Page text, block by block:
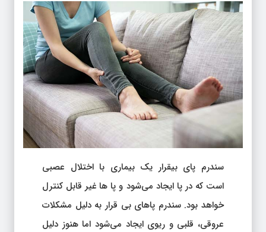
سندرم پای بیقرار یک بیماری با اختلال عصبی
است که در پا ایجاد می‌شود و پا ها غیر قابل کنترل
خواهد بود. سندرم پاهای بی قرار به دلیل مشکلات
عروقی، قلبی و ریوی ایجاد می‌شود اما هنوز دلیل